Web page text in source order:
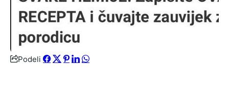
Podeli